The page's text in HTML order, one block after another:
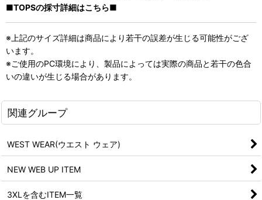
■TOPSの採寸詳細はこちら■
※上記のサイズ詳細は商品により若干の誤差が生じる可能性がござ
います。
※ご使用のPC環境により、製品によっては実際の商品と若干の色合
いの違いが生じる場合があります。
関連グループ
WEST WEAR(ウエスト ウェア)
NEW WEB UP ITEM
3XLを含むITEM一覧